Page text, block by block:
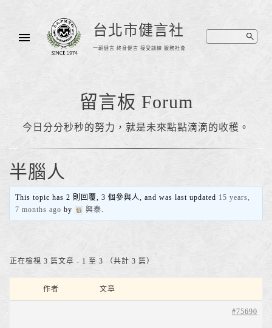
台北市健言社
一朝健言 終身健言 接受訓練 服務社會
留言板 Forum
今日分分秒秒的努力，就是未來點點滴滴的收穫。
半腦人
This topic has 2 則回覆, 3 個參與人, and was last updated 15 years,
7 months ago by 興泰.
正在檢視 3 篇文章 - 1 至 3 （共計 3 篇）
作者 文章
#75690